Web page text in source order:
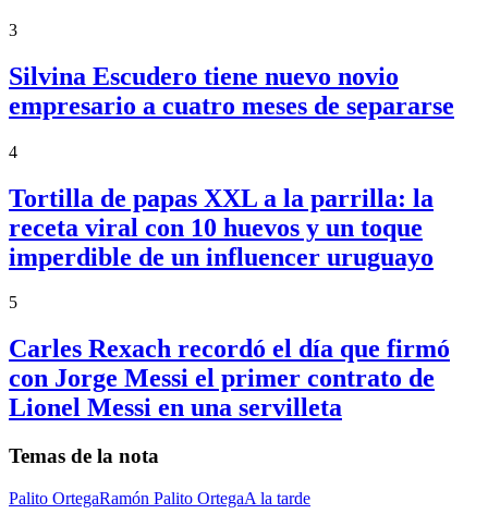
3
Silvina Escudero tiene nuevo novio
empresario a cuatro meses de separarse
4
Tortilla de papas XXL a la parrilla: la
receta viral con 10 huevos y un toque
imperdible de un influencer uruguayo
5
Carles Rexach recordó el día que firmó
con Jorge Messi el primer contrato de
Lionel Messi en una servilleta
Temas de la nota
Palito OrtegaRamón Palito OrtegaA la tarde